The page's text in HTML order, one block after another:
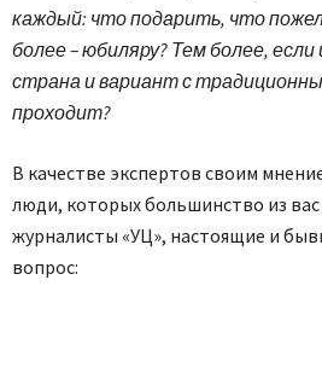
каждый: что подарить, что
более – юбиляру? Тем более,
страна и вариант с
проходит?
В качестве экспертов своим
люди, которых большинство из
журналисты «УЦ», настоящие и
вопрос: